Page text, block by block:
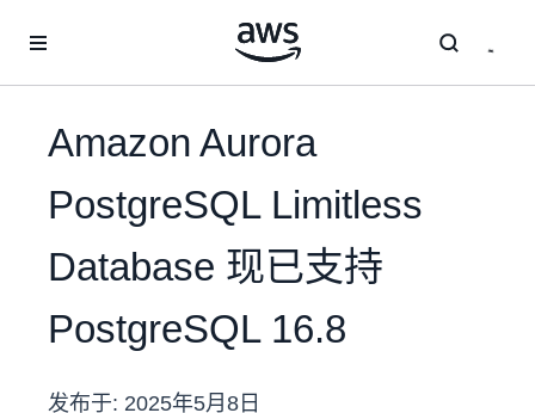
Amazon Aurora
PostgreSQL Limitless
Database 现已支持
PostgreSQL 16.8
发布于: 2025年5月8日